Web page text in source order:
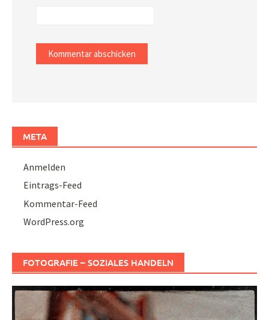
META
Anmelden
Eintrags-Feed
Kommentar-Feed
WordPress.org
FOTOGRAFIE – SOZIALES HANDELN